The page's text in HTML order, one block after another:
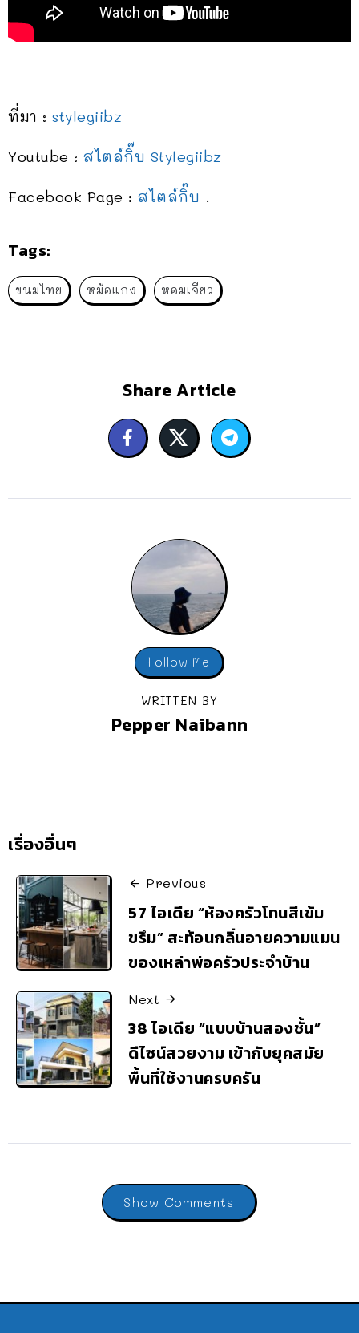
ที่มา : stylegiibz
Youtube : สไตล์กิ๊บ Stylegiibz
Facebook Page : สไตล์กิ๊บ .
Tags:
ขนมไทย หม้อแกง หอมเจียว
Share Article
Follow Me
WRITTEN BY
Pepper Naibann
เรื่องอื่นๆ
Previous
57 ไอเดีย “ห้องครัวโทนสีเข้ม
ขรึม” สะท้อนกลิ่นอายความแมน
ของเหล่าพ่อครัวประจำบ้าน
Next
38 ไอเดีย “แบบบ้านสองชั้น”
ดีไซน์สวยงาม เข้ากับยุคสมัย
พื้นที่ใช้งานครบครัน
Show Comments